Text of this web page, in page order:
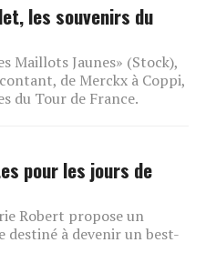
les souvenirs du
Maillots Jaunes» (Stock),
de Merckx à Coppi,
du Tour de France.
pour les jours de
Robert propose un
destiné à devenir un best-